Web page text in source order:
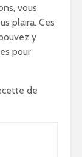
vous
plaira. Ces
y
pour
de